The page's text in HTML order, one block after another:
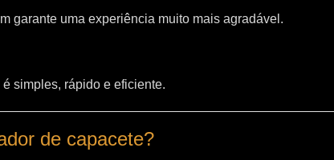
garante uma experiência muito mais agradável.
simples, rápido e eficiente.
de capacete?